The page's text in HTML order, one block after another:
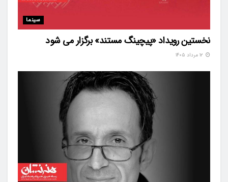
سینما
نخستین رویداد «پیچینگ مستند» برگزار می شود